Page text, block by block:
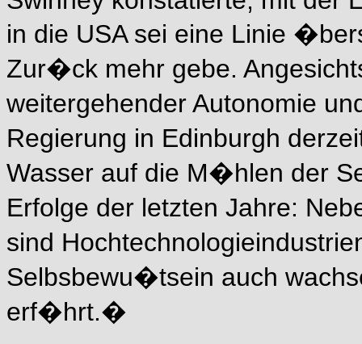
in die USA sei eine Linie
Zur�ck mehr gebe.
weitergehender Autonomie
Regierung in Edinburgh
Wasser auf die M�hlen der
Erfolge der letzten Jahre:
sind
Selbsbewu�tsein auch
erf�hrt.�